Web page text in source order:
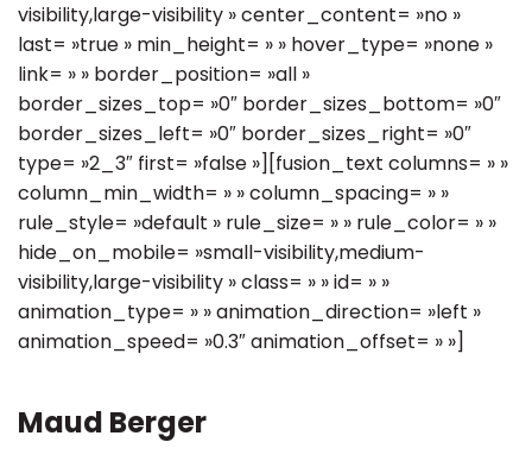
visibility,large-visibility » center_content= »no »
last= »true » min_height= » » hover_type= »none »
link= » » border_position= »all »
border_sizes_top= »0″ border_sizes_bottom= »0″
border_sizes_left= »0″ border_sizes_right= »0″
type= »2_3″ first= »false »][fusion_text columns= » »
column_min_width= » » column_spacing= » »
rule_style= »default » rule_size= » » rule_color= » »
hide_on_mobile= »small-visibility,medium-
visibility,large-visibility » class= » » id= » »
animation_type= » » animation_direction= »left »
animation_speed= »0.3″ animation_offset= » »]
Maud Berger